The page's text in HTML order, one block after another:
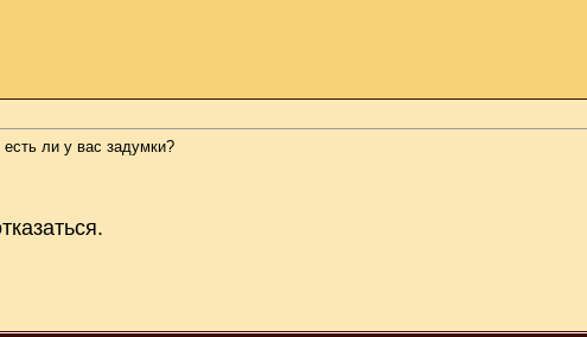
ли у вас задумки?